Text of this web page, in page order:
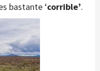
bastante ‘corrible’.